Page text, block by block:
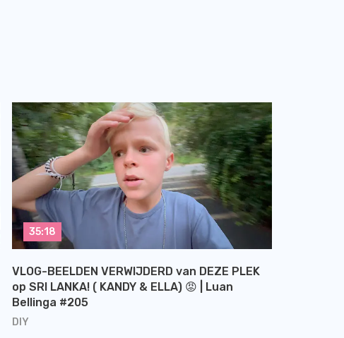
DIY
VLOG-BEELDEN VERWIJDERD van DEZE PLEK
op SRI LANKA! ( KANDY & ELLA) 😡 | Luan
Bellinga #205
35:18